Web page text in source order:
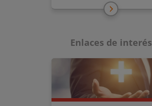
Enlaces de interés